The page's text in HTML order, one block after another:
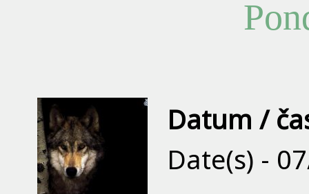
Datum /
Date(s) -